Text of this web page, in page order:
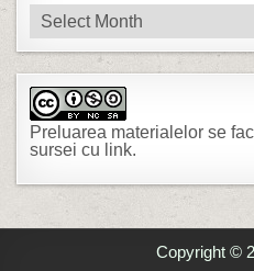
Arhive
Preluarea materialelor se
sursei cu link.
Copyright ©